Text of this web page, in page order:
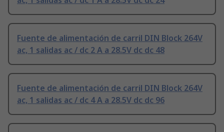
Fuente de alimentación de carril DIN Block 264V
ac, 1 salidas ac / dc 2 A a 28.5V dc dc 48
Fuente de alimentación de carril DIN Block 264V
ac, 1 salidas ac / dc 4 A a 28.5V dc dc 96